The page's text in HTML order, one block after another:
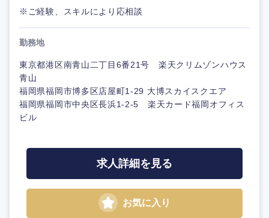
※ご経験、スキルにより応相談
勤務地
東京都港区南青山二丁目6番21号 楽天クリムゾンハウス
青山
福岡県福岡市博多区店屋町1-29 大博スカイスクエア
福岡県福岡市中央区長浜1-2-5 楽天カード福岡オフィス
ビル
求人詳細を見る
お気に入り